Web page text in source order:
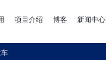
项目介绍 博客 新闻中心